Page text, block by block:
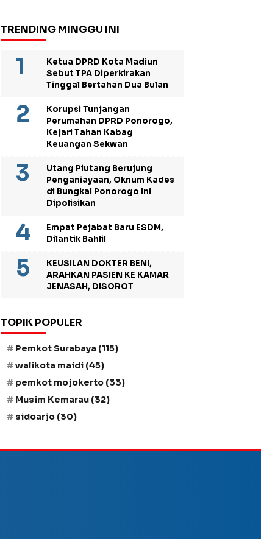
TRENDING MINGGU INI
Ketua DPRD Kota Madiun
Sebut TPA Diperkirakan
Tinggal Bertahan Dua Bulan
Korupsi Tunjangan
Perumahan DPRD Ponorogo,
Kejari Tahan Kabag
Keuangan Sekwan
Utang Piutang Berujung
Penganiayaan, Oknum Kades
di Bungkal Ponorogo Ini
Dipolisikan
Empat Pejabat Baru ESDM,
Dilantik Bahlil
KEUSILAN DOKTER BENI,
ARAHKAN PASIEN KE KAMAR
JENASAH, DISOROT
TOPIK POPULER
Pemkot Surabaya (115)
walikota maidi (45)
pemkot mojokerto (33)
Musim Kemarau (32)
sidoarjo (30)